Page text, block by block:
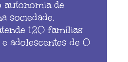
autonomia de
sociedade.
120 famílias
adolescentes de 0